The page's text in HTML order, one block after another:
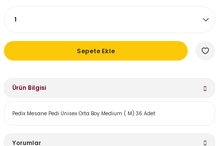
Sepete Ekle
Ürün Bilgisi
Pedix Mesane Pedi Unisex Orta Boy Medium ( M) 36 Adet
Yorumlar